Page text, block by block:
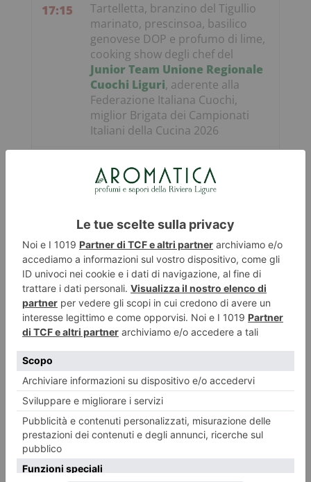
17:15
Tartelletta, branzino del Tigullio
marinato, prescinsoa, basilico
genovese DOP e profumo di lime,
cooking show degli chef del
Junior Team Unione Regionale
Cuochi Liguri, aderente alla
Federazione Italiana Cuochi,
miglior Brigata dei Campionati
Italiani della Cucina 2026
Viaggio in Liguria, cooking show
della pastry chef
Alessia
Siracusa(Mou, Imperia)
SABATO 9 MAGGIO
10:45
Lingua, peperone fumé e pesto,
cooking show dello chefDaniel
Bonanato(Incontro, Diano
Castello)
11:30
L’uovo all’occhio di bue, cooking
show dello chef
(Vignamare, Andora)
12:15
farcito di gamberi di Oneglia,